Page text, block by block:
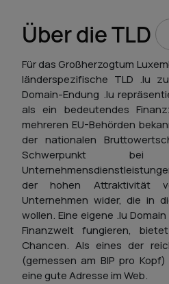
Über die TLD
Für das Großherzogtum
länderspezifische TLD .lu
Domain-Endung .lu
als ein bedeutendes
mehreren EU-Behörden
der nationalen
Schwerpunkt
der hohen Attraktivität
Unternehmen wider, die in
wollen. Eine eigene .lu
Finanzwelt fungieren,
Chancen. Als eines der
(gemessen am BIP pro
eine gute Adresse im Web.